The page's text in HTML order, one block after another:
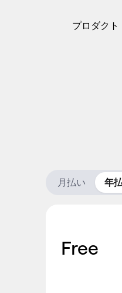
注目アイテム
ブループ
インテグ
フォーマット
プロダクト
月払い 年
Free